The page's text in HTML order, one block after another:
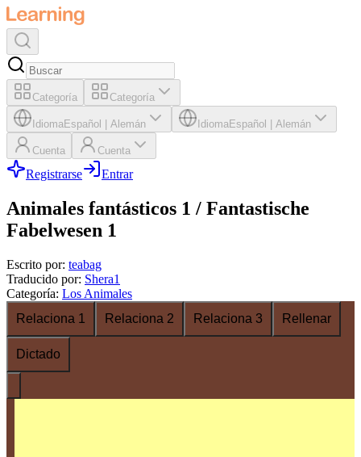
Categoría Categoría
IdiomaEspañol Alemán IdiomaEspañol Alemán
Cuenta Cuenta
Registrarse Entrar
Animales fantásticos 1 / Fantastische
Fabelwesen 1
Escrito por: teabag
Traducido por: Shera1
Categoría: Los Animales
Relaciona 1
Relaciona 2 Relaciona 3 Rellenar
Dictado